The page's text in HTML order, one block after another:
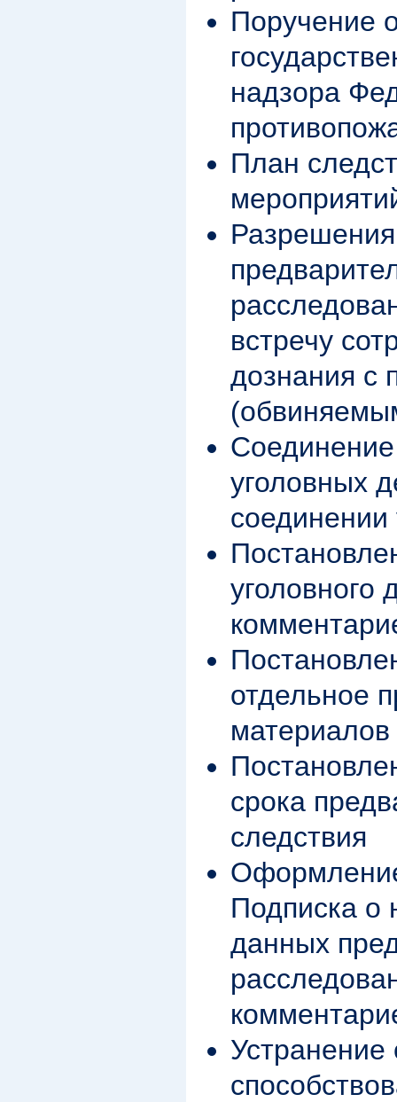
Поручение
надзора
План
встречу
дознания с
уголовных
соединении
уголовного
отдельное
материалов
срока
следствия
Подписка о
данных
Устранение